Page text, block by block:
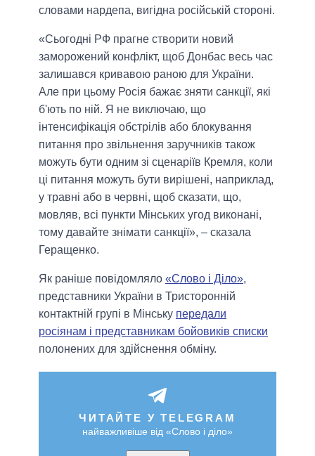
словами нардепа, вигідна російській стороні.
«Сьогодні РФ прагне створити новий
заморожений конфлікт, щоб Донбас весь час
залишався кривавою раною для України.
Але при цьому Росія бажає зняти санкції, які
б'ють по ній. Я не виключаю, що
інтенсифікація обстрілів або блокування
питання про звільнення заручників також
можуть бути одним зі сценаріїв Кремля, коли
ці питання можуть бути вирішені, наприклад,
у травні або в червні, щоб сказати, що,
мовляв, всі пункти Мінських угод виконані,
тому давайте знімати санкції», – сказала
Геращенко.
Як раніше повідомляло «Слово і Діло»,
представники України в Тристоронній
контактній групі в Мінську передали
росіянам і представникам бойовиків списки
полонених для здійснення обміну.
ЧИТАЙТЕ У TELEGRAM
найважливіше від «Слово і діло»